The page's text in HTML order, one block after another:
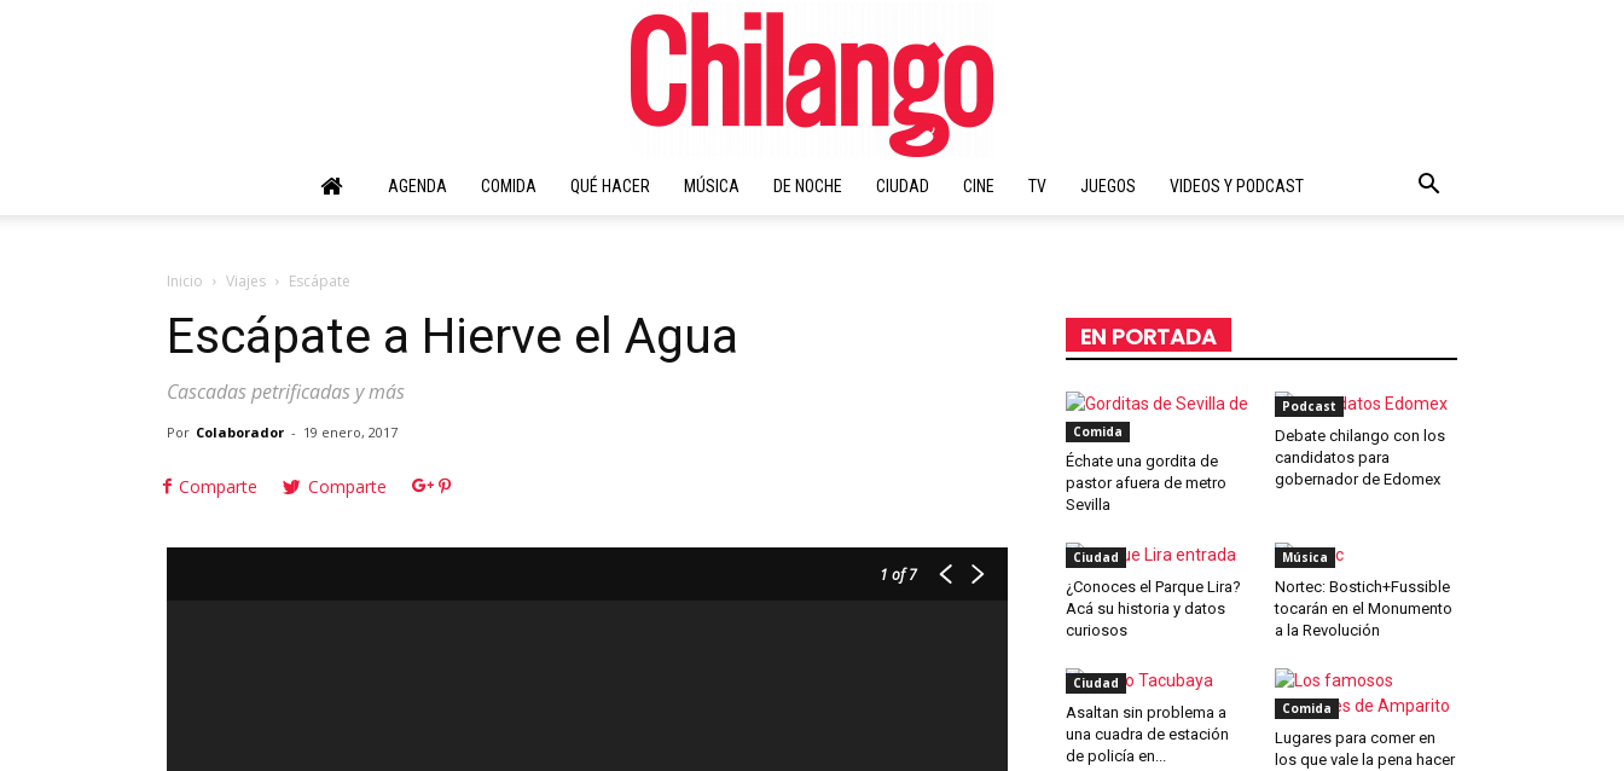
AGENDA COMIDA QUÉ HACER MÚSICA DE NOCHE CIUDAD CINE TV JUEGOS VIDEOS Y PODCAST
Inicio Viajes Escápate
Escápate a Hierve el Agua
Cascadas petrificadas y más
Por Colaborador - 19 enero, 2017
Comparte Comparte
1 of 7
EN PORTADA
Comida
Échate una gordita de
pastor afuera de metro
Sevilla
Podcast
Debate chilango con los
candidatos para
gobernador de Edomex
Ciudad
¿Conoces el Parque Lira?
Acá su historia y datos
curiosos
Música
Nortec: Bostich+Fussible
tocarán en el Monumento
a la Revolución
Ciudad
Asaltan sin problema a
una cuadra de estación
de policía en...
Comida
Lugares para comer en
los que vale la pena hacer